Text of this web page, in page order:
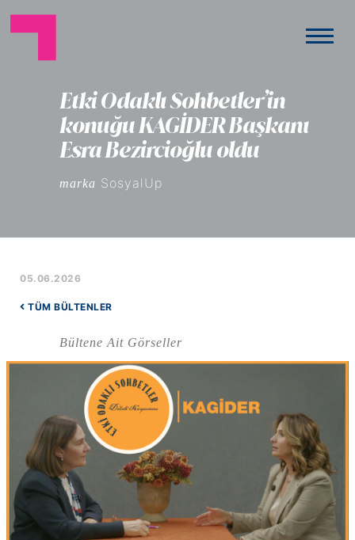
Etki Odaklı Sohbetler’in
konuğu KAGİDER Başkanı
Esra Bezircioğlu oldu
marka SosyalUp
05.06.2026
TÜM BÜLTENLER
Bültene Ait Görseller